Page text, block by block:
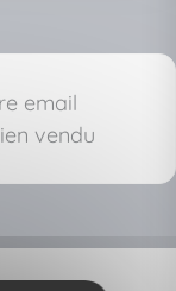
email
vendu